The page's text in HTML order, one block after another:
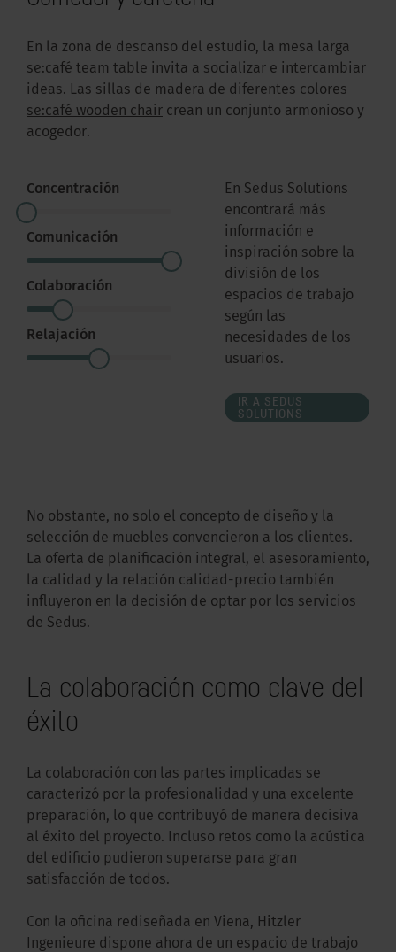
En la zona de descanso del estudio, la mesa larga
se:café team table invita a socializar e intercambiar
ideas. Las sillas de madera de diferentes colores
se:café wooden chair crean un conjunto armonioso y
acogedor.
Concentración
Comunicación
Colaboración
Relajación
En Sedus Solutions
encontrará más
información e
inspiración sobre la
división de los
espacios de trabajo
según las
necesidades de los
usuarios.
IR A SEDUS
SOLUTIONS
No obstante, no solo el concepto de diseño y la
selección de muebles convencieron a los clientes.
La oferta de planificación integral, el asesoramiento,
la calidad y la relación calidad-precio también
influyeron en la decisión de optar por los servicios
de Sedus.
La colaboración como clave del
éxito
La colaboración con las partes implicadas se
caracterizó por la profesionalidad y una excelente
preparación, lo que contribuyó de manera decisiva
al éxito del proyecto. Incluso retos como la acústica
del edificio pudieron superarse para gran
satisfacción de todos.
Con la oficina rediseñada en Viena, Hitzler
Ingenieure dispone ahora de un espacio de trabajo